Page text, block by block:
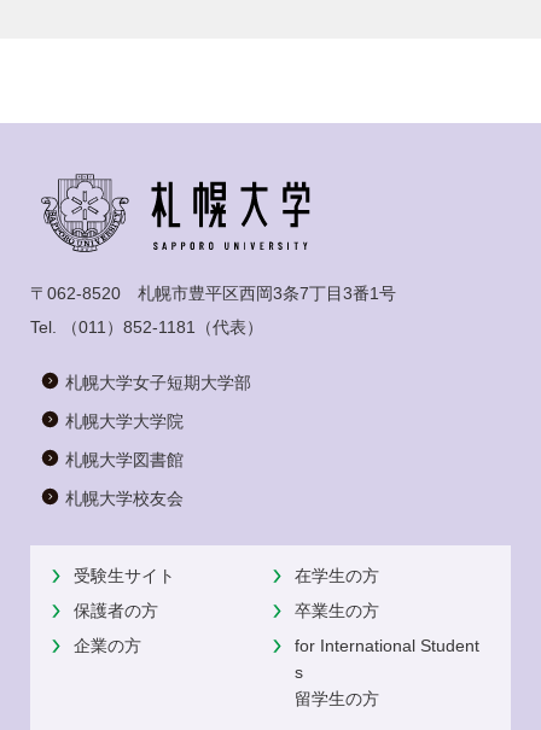
〒062-8520 札幌市豊平区西岡3条7丁目3番1号
Tel.
（011）852-1181 （代表）
札幌大学女子短期大学部
札幌大学大学院
札幌大学図書館
札幌大学校友会
受験生サイト
在学生の方
保護者の方
卒業生の方
企業の方
for International Student
s
留学生の方